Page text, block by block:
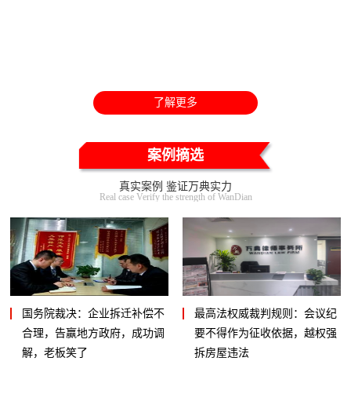
了解更多
案例摘选
真实案例 鉴证万典实力
Real case Verify the strength of WanDian
国务院裁决：企业拆迁补偿不
合理，告赢地方政府，成功调
解，老板笑了
最高法权威裁判规则：会议纪
要不得作为征收依据，越权强
拆房屋违法